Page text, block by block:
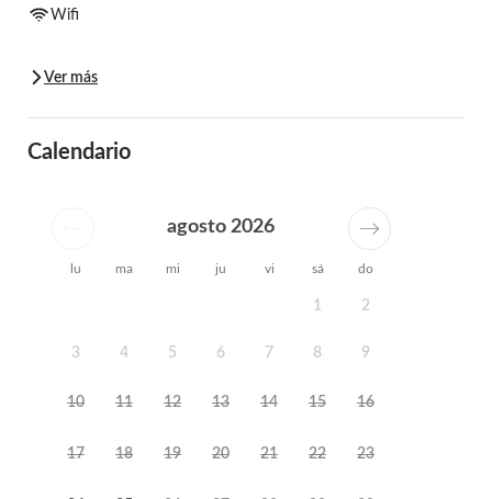
Wifi
Ver más
Calendario
lu ma mi ju vi sá do
agosto 2026
1 2
3 4 5 6 7 8 9
10 11 12 13 14 15 16
17 18 19 20 21 22 23